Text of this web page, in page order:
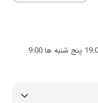
ساعت کاری مجموعه: شنبه تا چهارشنبه 9:00 الی 19:00 پنج شنبه ها 9:00